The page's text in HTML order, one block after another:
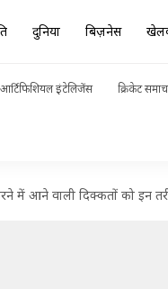
दुनिया बिज़नेस
आर्टिफिशियल इंटेलिजेंस क्रिकेट
में आने वाली दिक्कतों को इन